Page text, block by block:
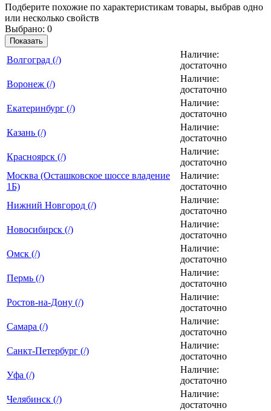
Подберите похожие по характеристикам товары, выбрав одно
или несколько свойств
Выбрано: 0
Показать
Вoлгогpaд (/)
Наличие:
достаточно
Воронеж (/)
Наличие:
достаточно
Екатеринбург (/)
Наличие:
достаточно
Казань (/)
Наличие:
достаточно
Красноярск (/)
Наличие:
достаточно
Москва (Осташковское шоссе владение
1Б)
Наличие:
достаточно
Нижний Новгород (/)
Наличие:
достаточно
Новосибирск (/)
Наличие:
достаточно
Омск (/)
Наличие:
достаточно
Пермь (/)
Наличие:
достаточно
Ростов-на-Дону (/)
Наличие:
достаточно
Самара (/)
Наличие:
достаточно
Санкт-Петербург (/)
Наличие:
достаточно
Уфа (/)
Наличие:
достаточно
Челябинск (/)
Наличие:
достаточно